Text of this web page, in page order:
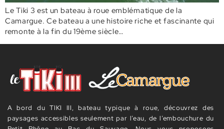
Le Tiki 3 est un bateau à roue emblématique de la
Camargue. Ce bateau a une histoire riche et fascinante qui
remonte à la fin du 19ème siècle…
A bord du TIKI III, bateau typique à roue, découvrez des
paysages accessibles seulement par l’eau, de l’embouchure du